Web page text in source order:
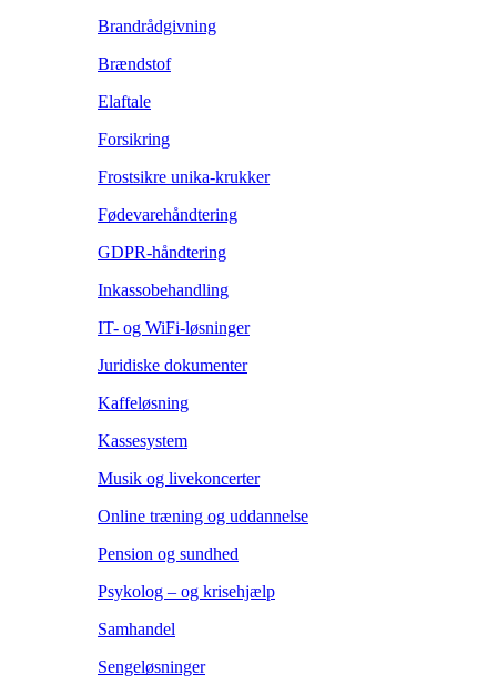
Brandrådgivning
Brændstof
Elaftale
Forsikring
Frostsikre unika-krukker
Fødevarehåndtering
GDPR-håndtering
Inkassobehandling
IT- og WiFi-løsninger
Juridiske dokumenter
Kaffeløsning
Kassesystem
Musik og livekoncerter
Online træning og uddannelse
Pension og sundhed
Psykolog – og krisehjælp
Samhandel
Sengeløsninger